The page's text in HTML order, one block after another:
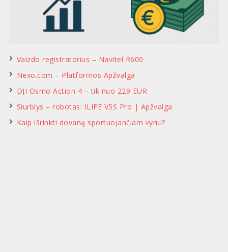
Vaizdo registratorius – Navitel R600
Nexo.com – Platformos Apžvalga
DJI Osmo Action 4 – tik nuo 229 EUR
Siurblys – robotas: ILIFE V5S Pro | Apžvalga
Kaip išrinkti dovaną sportuojančiam vyrui?